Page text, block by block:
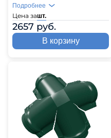
Цена зашт.
2657 руб.
Подробнее
В корзину